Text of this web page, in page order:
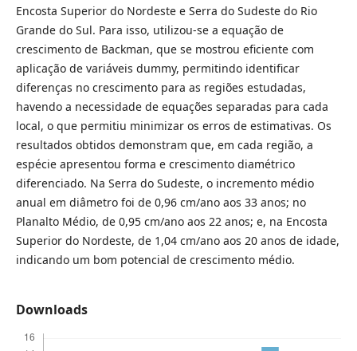
Encosta Superior do Nordeste e Serra do Sudeste do Rio
Grande do Sul. Para isso, utilizou-se a equação de
crescimento de Backman, que se mostrou eficiente com
aplicação de variáveis dummy, permitindo identificar
diferenças no crescimento para as regiões estudadas,
havendo a necessidade de equações separadas para cada
local, o que permitiu minimizar os erros de estimativas. Os
resultados obtidos demonstram que, em cada região, a
espécie apresentou forma e crescimento diamétrico
diferenciado. Na Serra do Sudeste, o incremento médio
anual em diâmetro foi de 0,96 cm/ano aos 33 anos; no
Planalto Médio, de 0,95 cm/ano aos 22 anos; e, na Encosta
Superior do Nordeste, de 1,04 cm/ano aos 20 anos de idade,
indicando um bom potencial de crescimento médio.
Downloads